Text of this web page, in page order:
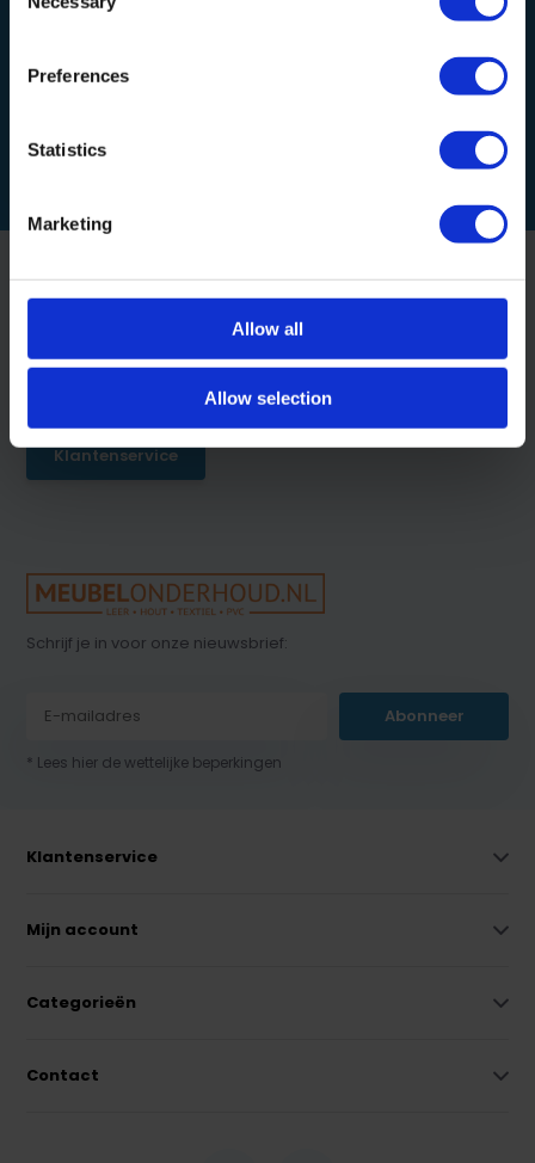
Selection
Preferences
Statistics
Marketing
Allow all
Allow selection
Op werkdagen tussen 09:00 - 13:00
Klantenservice
Schrijf je in voor onze nieuwsbrief:
Abonneer
* Lees hier de wettelijke beperkingen
Klantenservice
Mijn account
Categorieën
Contact